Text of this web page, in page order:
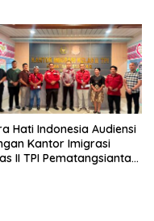
2026
Hati Indonesia Audiensi
Kantor Imigrasi
II TPI Pematangsiantar,